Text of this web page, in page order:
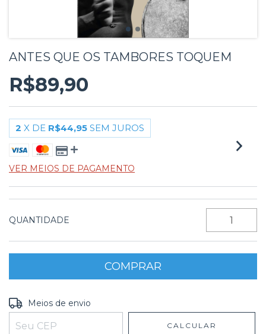
ANTES QUE OS TAMBORES TOQUEM
R$89,90
2 X DE R$44,95 SEM JUROS
VER MEIOS DE PAGAMENTO
QUANTIDADE
Entregas para o CEP:
Meios de envio
CALCULAR